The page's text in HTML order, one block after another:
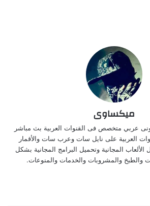
ميكساوى
عربي متخصص فى القنوات العربية بث مباشر
العربية على نايل سات وعرب سات والأقمار
الألعاب المجانية وتحميل البرامج المجانية بشكل
والطبخ والمشروبات والخدمات والمنوعات.